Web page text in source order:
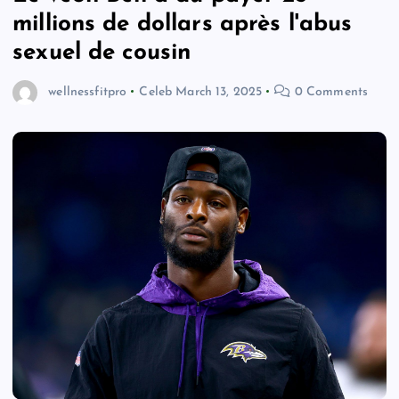
millions de dollars après l'abus
sexuel de cousin
wellnessfitpro Celeb March 13, 2025 0 Comments